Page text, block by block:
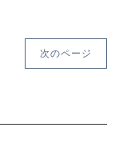
次のページ